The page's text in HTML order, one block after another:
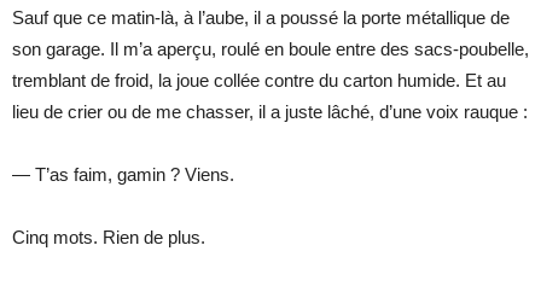
Sauf que ce matin-là, à l’aube, il a poussé la porte métallique de
son garage. Il m’a aperçu, roulé en boule entre des sacs-poubelle,
tremblant de froid, la joue collée contre du carton humide. Et au
lieu de crier ou de me chasser, il a juste lâché, d’une voix rauque :
— T’as faim, gamin ? Viens.
Cinq mots. Rien de plus.